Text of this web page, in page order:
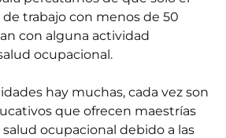
trabajo con menos de 50
con alguna actividad
ocupacional.
hay muchas, cada vez son
que ofrecen maestrías
ocupacional debido a las